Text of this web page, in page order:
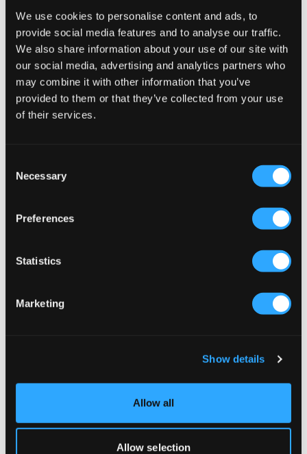
We use cookies to personalise content and ads, to
provide social media features and to analyse our traffic.
We also share information about your use of our site with
our social media, advertising and analytics partners who
may combine it with other information that you’ve
provided to them or that they’ve collected from your use
of their services.
Selection
Necessary
Preferences
Statistics
Marketing
Show details
Allow all
Allow selection
SALE
Garcia
SALE